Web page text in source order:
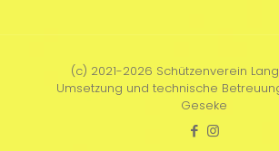
(c) 2021-2026 Schützenverein
Umsetzung und technische
Geseke